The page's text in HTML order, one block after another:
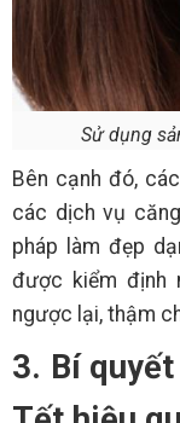
Sử dụng
Bên cạnh đó,
các dịch vụ
pháp làm đẹp
được kiểm định
ngược lại, thậm
3. Bí